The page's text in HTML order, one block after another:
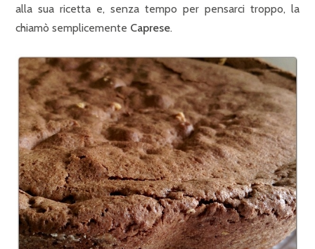
alla sua ricetta e, senza tempo per pensarci troppo, la
chiamò semplicemente Caprese.